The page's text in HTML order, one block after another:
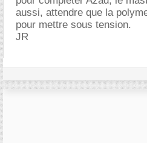
aussi, attendre que la
pour mettre sous tension.
JR